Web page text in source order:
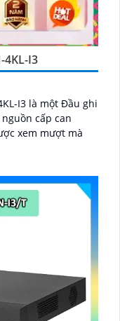
4KL-I3
I3 là một Đầu ghi
xem mượt mà